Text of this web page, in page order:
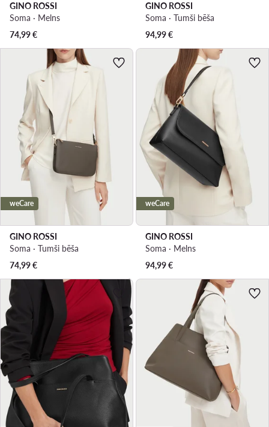
GINO ROSSI
Soma · Melns
74,99€
GINO ROSSI
Soma · Tumši bēša
94,99€
weCare
GINO ROSSI
Soma · Tumši bēša
74,99€
weCare
GINO ROSSI
Soma · Melns
94,99€